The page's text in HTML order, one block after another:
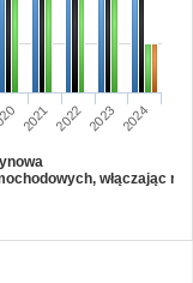
2021 2022 2023 2024
włączając